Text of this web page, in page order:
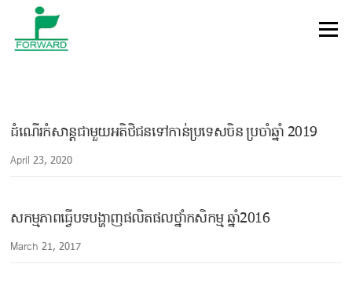
Skip to content
Menu
ដំណើរកំសាន្តជាមួយអតិថិជនទៅកាន់ប្រទេសចិន ប្រចាំឆ្នាំ 2019
April 23, 2020
សកម្មភាពធ្វើបទបង្ហាញផលិតផលថ្នាំកសិកម្ម ឆ្នាំ2016
March 21, 2017